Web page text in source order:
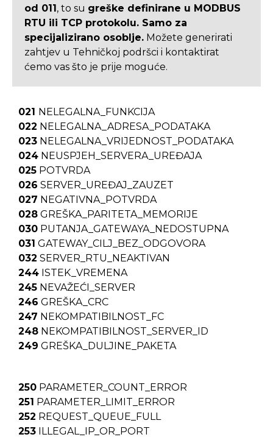
od 011, to su greške definirane u MODBUS
RTU ili TCP protokolu. Samo za
specijalizirano osoblje. Možete generirati
zahtjev u Tehničkoj podršci i kontaktirat
ćemo vas što je prije moguće.
021 NELEGALNA_FUNKCIJA
022 NELEGALNA_ADRESA_PODATAKA
023 NELEGALNA_VRIJEDNOST_PODATAKA
024 NEUSPJEH_SERVERA_UREĐAJA
025 POTVRDA
026 SERVER_UREĐAJ_ZAUZET
027 NEGATIVNA_POTVRDA
028 GREŠKA_PARITETA_MEMORIJE
030 PUTANJA_GATEWAYA_NEDOSTUPNA
031 GATEWAY_CILJ_BEZ_ODGOVORA
032 SERVER_RTU_NEAKTIVAN
244 ISTEK_VREMENA
245 NEVAŽEĆI_SERVER
246 GREŠKA_CRC
247 NEKOMPATIBILNOST_FC
248 NEKOMPATIBILNOST_SERVER_ID
249 GREŠKA_DULJINE_PAKETA
250 PARAMETER_COUNT_ERROR
251 PARAMETER_LIMIT_ERROR
252 REQUEST_QUEUE_FULL
253 ILLEGAL_IP_OR_PORT